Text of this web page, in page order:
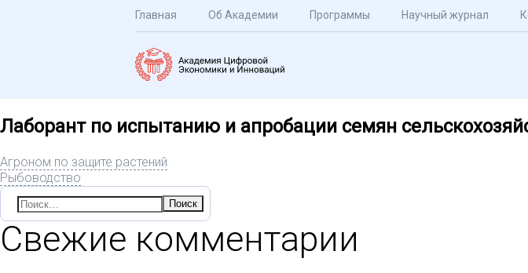
Главная Об Академии Программы Научный журнал
Лаборант по испытанию и апробации семян
Агроном по защите растений
Рыбоводство
Найти:
Свежие комментарии